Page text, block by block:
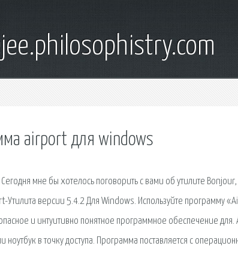
airport для windows
Сегодня мне бы хотелось поговорить с вами об утилите
Утилита версии 5.4.2 Для Windows. Используйте программу
и интуитивно понятное программное обеспечение
ноутбук в точку доступа. Программа поставляется с